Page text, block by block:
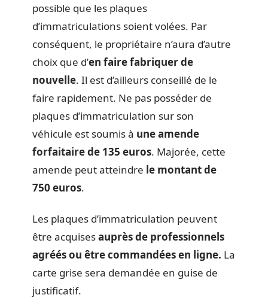
possible que les plaques
d’immatriculations soient volées. Par
conséquent, le propriétaire n’aura d’autre
choix que d’en faire fabriquer de
nouvelle. Il est d’ailleurs conseillé de le
faire rapidement. Ne pas posséder de
plaques d’immatriculation sur son
véhicule est soumis à une amende
forfaitaire de 135 euros. Majorée, cette
amende peut atteindre le montant de
750 euros.
Les plaques d’immatriculation peuvent
être acquisesauprès de professionnels
agréés ou être commandées en ligne. La
carte grise sera demandée en guise de
justificatif.